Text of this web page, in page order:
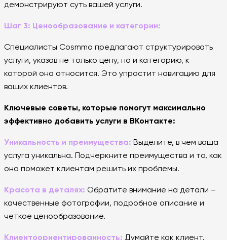
демонстрируют суть вашей услуги.
Шаг 3: Ценообразование и категории:
Специалисты Cosmmo предлагают структурировать
услуги, указав не только цену, но и категорию, к
которой она относится. Это упростит навигацию для
ваших клиентов.
Ключевые советы, которые помогут максимально
эффективно добавить услуги в ВКонтакте:
Уникальность и преимущества: Выделите, в чем ваша
услуга уникальна. Подчеркните преимущества и то, как
она поможет клиентам решить их проблемы.
Красота в деталях: Обратите внимание на детали –
качественные фотографии, подробное описание и
четкое ценообразование.
Клиентоориентированность: Думайте как клиент.